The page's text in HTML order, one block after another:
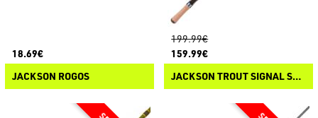
18.69€
JACKSON ROGOS
199.99€
159.99€
JACKSON TROUT SIGNAL SPINNING